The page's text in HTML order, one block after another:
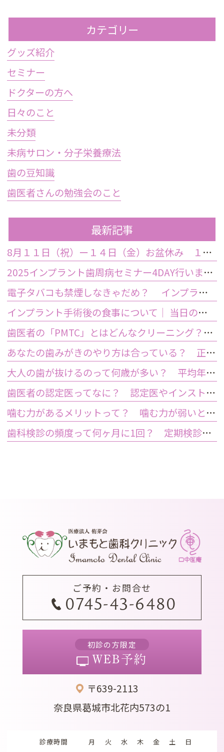
カテゴリー
グッズ紹介
セミナー
ドクターの方へ
日々のこと
未分類
未病サロン・分子栄養療法
歯の豆知識
歯医者さんの勉強会のこと
最新記事
8月１１日（祝）ー１４日（金）お盆休み １５日土曜日から診療しております
2025インプラント歯周病セミナー4DAY行いました
電子タバコも禁煙しなきゃだめ？ インプラント手術前後の喫煙が及ぼす影響とは？
インプラント手術後の食事について｜ 当日の注意点・いつから普通の食事ができる？
歯医者の「PMTC」とはどんなクリーニング？スケーリングとは何が違うの？
あなたの歯みがきのやり方は合っている？ 正しい歯みがき方法と間違った方法
大人の歯が抜けるのって何歳が多い？ 平均年齢と原因について
歯医者の認定医ってなに？ 認定医やインストラクターの資格を持つ歯医者のメリット
噛む力があるメリットって？ 噛む力が弱いとどうなるの？
歯科検診の頻度って何ヶ月に1回？ 定期検診って何するの？
ご予約・お問合せ
0745-43-6480
初診の方限定
WEB予約
〒639-2113
奈良県葛城市北花内573の1
診療時間 月 火 水 木 金 土 日